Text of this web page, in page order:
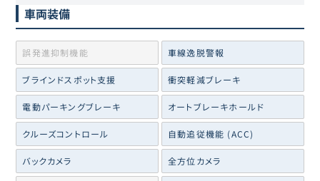
車両装備
誤発進抑制機能 車線逸脱警報
ブラインドスポット支援 衝突軽減ブレーキ
電動パーキングブレーキ オートブレーキホールド
クルーズコントロール 自動追従機能 (ACC)
バックカメラ 全方位カメラ